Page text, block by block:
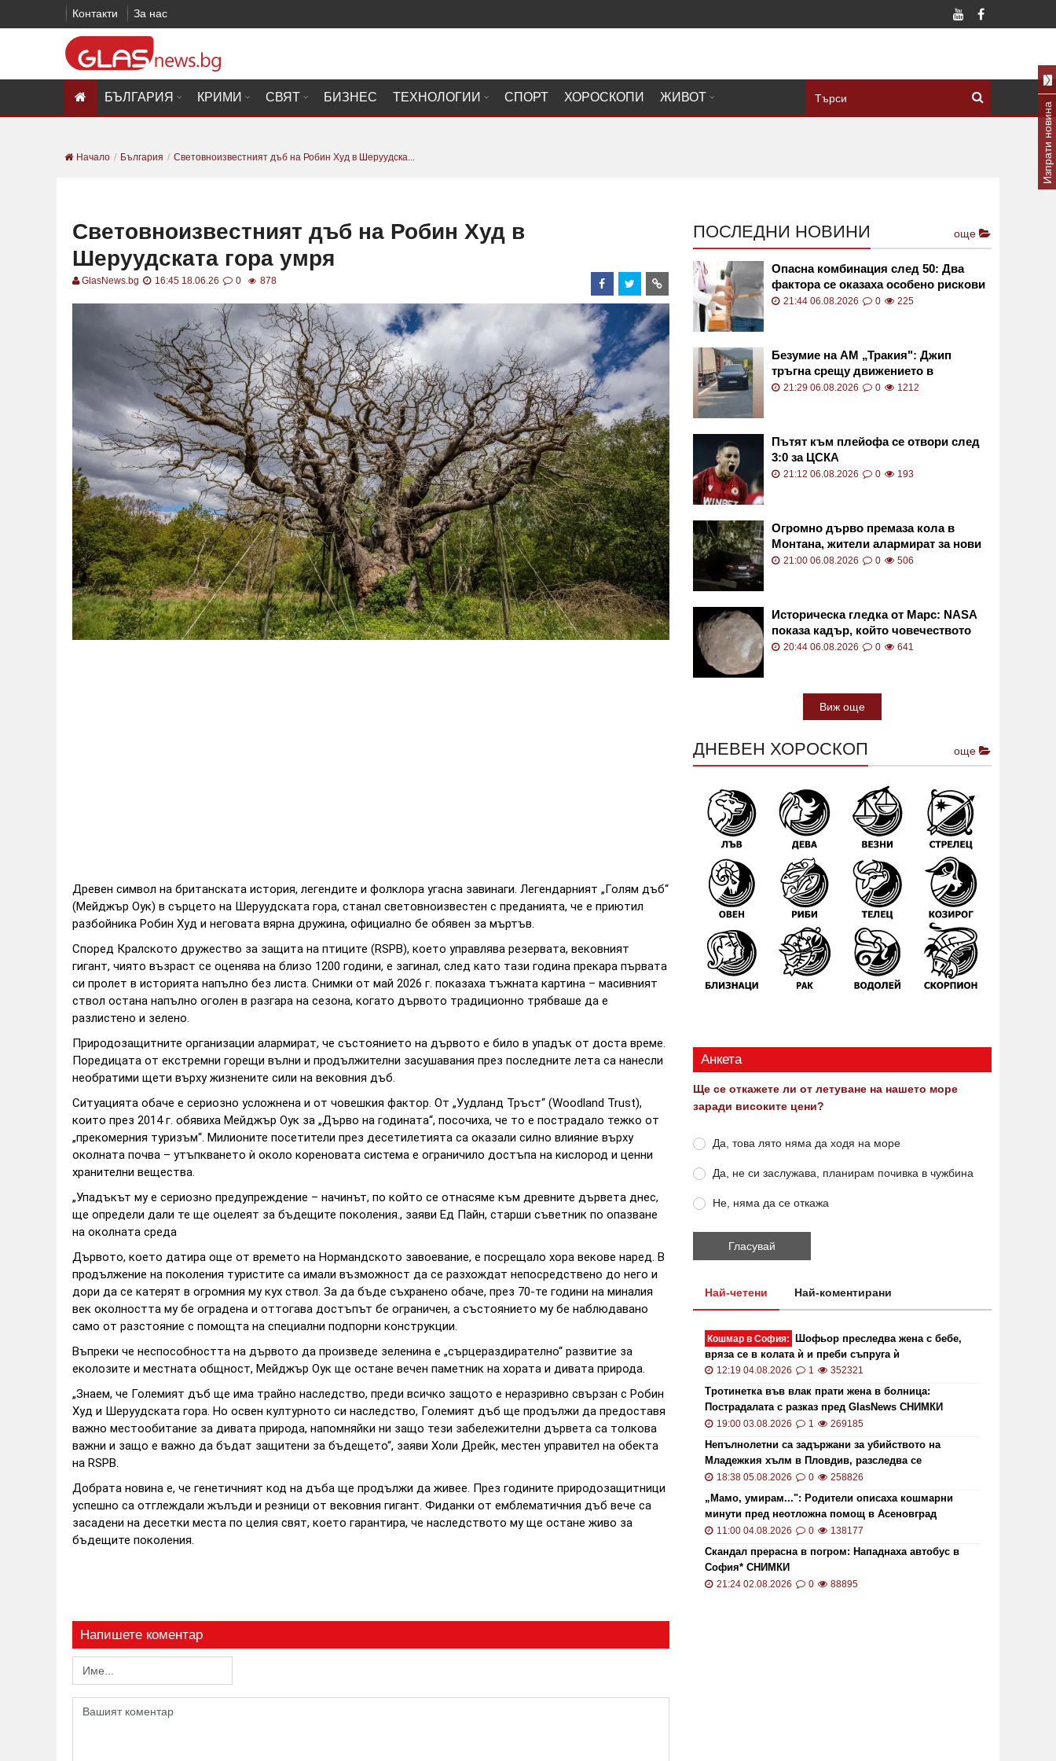
Контакти За нас
БЪЛГАРИЯ КРИМИ СВЯТ БИЗНЕС ТЕХНОЛОГИИ СПОРТ ХОРОСКОПИ ЖИВОТ
Начало България Световноизвестният дъб на Робин Худ в Шеруудска...
Световноизвестният дъб на Робин Худ в
Шеруудската гора умря
GlasNews.bg 16:45 18.06.26 0 878
Древен символ на британската история, легендите и фолклора угасна завинаги. Легендарният „Голям дъб“
(Мейджър Оук) в сърцето на Шеруудската гора, станал световноизвестен с преданията, че е приютил
разбойника Робин Худ и неговата вярна дружина, официално бе обявен за мъртъв.
Според Кралското дружество за защита на птиците (RSPB), което управлява резервата, вековният
гигант, чиято възраст се оценява на близо 1200 години, е загинал, след като тази година прекара първата
си пролет в историята напълно без листа. Снимки от май 2026 г. показаха тъжната картина – масивният
ствол остана напълно оголен в разгара на сезона, когато дървото традиционно трябваше да е
разлистено и зелено.
Природозащитните организации алармират, че състоянието на дървото е било в упадък от доста време.
Поредицата от екстремни горещи вълни и продължителни засушавания през последните лета са нанесли
необратими щети върху жизнените сили на вековния дъб.
Ситуацията обаче е сериозно усложнена и от човешкия фактор. От „Уудланд Тръст“ (Woodland Trust),
които през 2014 г. обявиха Мейджър Оук за „Дърво на годината“, посочиха, че то е пострадало тежко от
„прекомерния туризъм“. Милионите посетители през десетилетията са оказали силно влияние върху
околната почва – утъпкването ѝ около кореновата система е ограничило достъпа на кислород и ценни
хранителни вещества.
„Упадъкът му е сериозно предупреждение – начинът, по който се отнасяме към древните дървета днес,
ще определи дали те ще оцелеят за бъдещите поколения., заяви Ед Пайн, старши съветник по опазване
на околната среда
Дървото, което датира още от времето на Нормандското завоевание, е посрещало хора векове наред. В
продължение на поколения туристите са имали възможност да се разхождат непосредствено до него и
дори да се катерят в огромния му кух ствол. За да бъде съхранено обаче, през 70-те години на миналия
век околността му бе оградена и оттогава достъпът бе ограничен, а състоянието му бе наблюдавано
само от разстояние с помощта на специални подпорни конструкции.
Въпреки че неспособността на дървото да произведе зеленина е „сърцераздирателно“ развитие за
еколозите и местната общност, Мейджър Оук ще остане вечен паметник на хората и дивата природа.
„Знаем, че Големият дъб ще има трайно наследство, преди всичко защото е неразривно свързан с Робин
Худ и Шеруудската гора. Но освен културното си наследство, Големият дъб ще продължи да предоставя
важно местообитание за дивата природа, напомняйки ни защо тези забележителни дървета са толкова
важни и защо е важно да бъдат защитени за бъдещето“, заяви Холи Дрейк, местен управител на обекта
на RSPB.
Добрата новина е, че генетичният код на дъба ще продължи да живее. През годините природозащитници
успешно са отглеждали жълъди и резници от вековния гигант. Фиданки от емблематичния дъб вече са
засадени на десетки места по целия свят, което гарантира, че наследството му ще остане живо за
бъдещите поколения.
Напишете коментар
ПОСЛЕДНИ НОВИНИ още
Опасна комбинация след 50: Два
фактора се оказаха особено рискови
21:44 06.08.2026 0 225
Безумие на АМ „Тракия": Джип
тръгна срещу движението в
аварийната лента ВИДЕО
21:29 06.08.2026 0 1212
Пътят към плейофа се отвори след
3:0 за ЦСКА
21:12 06.08.2026 0 193
Огромно дърво премаза кола в
Монтана, жители алармират за нови
опасни гиганти
21:00 06.08.2026 0 506
Историческа гледка от Марс: NASA
показа кадър, който човечеството
никога досега не е виждало
20:44 06.08.2026 0 641
Виж още
ДНЕВЕН ХОРОСКОП още
Анкета
Ще се откажете ли от летуване на нашето море
заради високите цени?
Да, това лято няма да ходя на море
Да, не си заслужава, планирам почивка в чужбина
Не, няма да се откажа
Най-четени Най-коментирани
Кошмар в София:
Шофьор преследва жена с бебе,
вряза се в колата ѝ и преби съпруга ѝ
12:19 04.08.2026 1 352321
Тротинетка във влак прати жена в болница:
Пострадалата с разказ пред GlasNews СНИМКИ
19:00 03.08.2026 1 269185
Непълнолетни са задържани за убийството на
Младежкия хълм в Пловдив, разследва се
хомофобски мотив
18:38 05.08.2026 0 258826
„Мамо, умирам...": Родители описаха кошмарни
минути пред неотложна помощ в Асеновград
11:00 04.08.2026 0 138177
Скандал прерасна в погром: Нападнаха автобус в
София* СНИМКИ
21:24 02.08.2026 0 88895
Изпрати новина